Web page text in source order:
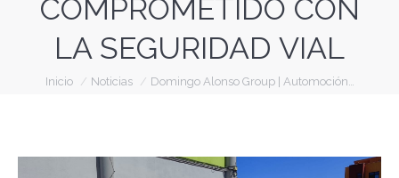
COMPROMETIDO CON
LA SEGURIDAD VIAL
Estás aquí:
Inicio Noticias Domingo Alonso Group | Automoción…